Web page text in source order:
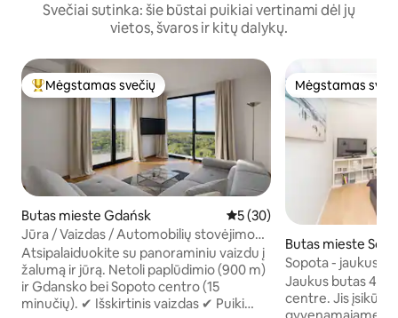
Svečiai sutinka: šie būstai puikiai vertinami dėl jų
vietos, švaros ir kitų dalykų.
Svečių mėgstamiausias
Mėgstamas svečių
Butas mieste Gdańsk Vidutinis įvertinimas: 5 iš 5,
5 (30)
Jūra / Vaizdas / Automobilių stovėjimo
aikštelė / Netflix /Klima pirtis+sporto salė
Atsipalaiduokite su panoraminiu vaizdu į
žalumą ir jūrą. Netoli paplūdimio (900 m)
ir Gdansko bei Sopoto centro (15
minučių). ✔ Išskirtinis vaizdas ✔ Puiki
Mėgstamas
Mėgstamas
Butas mieste
Sopota - jaukus
Jaukus butas 4
centre. Jis